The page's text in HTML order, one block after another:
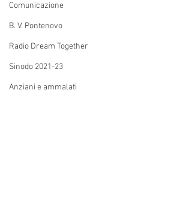
Comunicazione
B. V. Pontenovo
Radio Dream Together
Sinodo 2021-23
Anziani e ammalati